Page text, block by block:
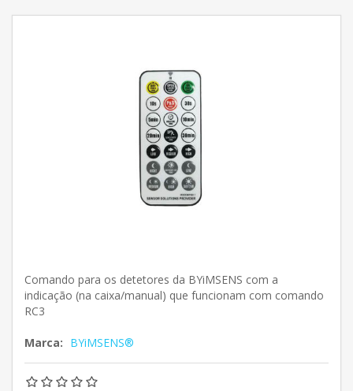
Comando para os detetores da BYiMSENS com a
indicação (na caixa/manual) que funcionam com comando
RC3
Marca: BYiMSENS®